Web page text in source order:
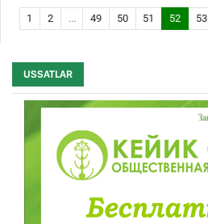
1 2 ... 49 50 51 52 53
USSATLAR